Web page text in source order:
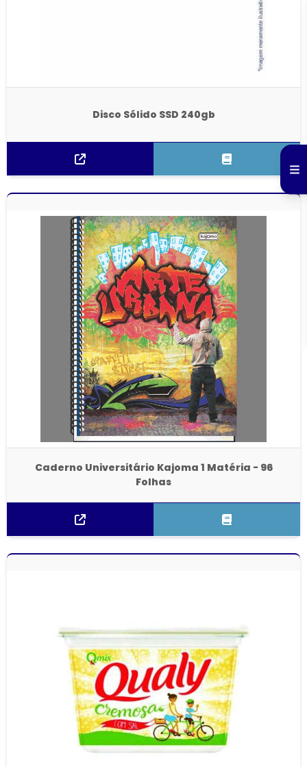
Disco Sólido SSD 240gb
Caderno Universitário Kajoma 1 Matéria - 96
Folhas